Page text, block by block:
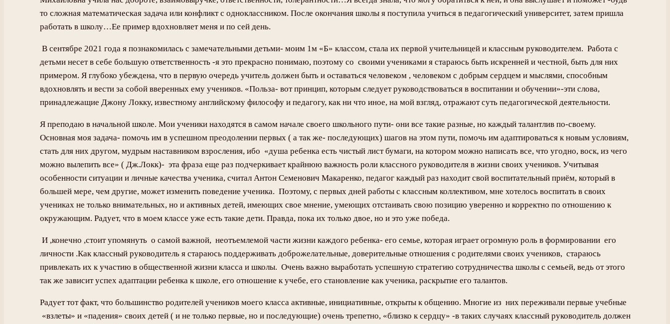
то сложная математическая задача или конфликт с одноклассником. После окончания школы я поступила учиться в педагогический университет, затем пришла
работать в школу…Ее пример вдохновляет меня и по сей день.
В сентябре 2021 года я познакомилась с замечательными детьми- моим 1м «Б» классом, стала их первой учительницей и классным руководителем. Работа с
детьми несет в себе большую ответственность -я это прекрасно понимаю, поэтому со своими учениками я стараюсь быть искренней и честной, быть для них
примером. Я глубоко убеждена, что в первую очередь учитель должен быть и оставаться человеком , человеком с добрым сердцем и мыслями, способным
вдохновлять и вести за собой вверенных ему учеников. «Польза- вот принцип, которым следует руководствоваться в воспитании и обучении»-эти слова,
принадлежащие Джону Локку, известному английскому философу и педагогу, как ни что иное, на мой взгляд, отражают суть педагогической деятельности.
Я преподаю в начальной школе. Мои ученики находятся в самом начале своего школьного пути- они все такие разные, но каждый талантлив по-своему.
Основная моя задача- помочь им в успешном преодолении первых ( а так же- последующих) шагов на этом пути, помочь им адаптироваться к новым условиям,
стать для них другом, мудрым наставником взросления, ибо «душа ребенка есть чистый лист бумаги, на котором можно написать все, что угодно, воск, из чего
можно вылепить все» ( Дж.Локк)- эта фраза еще раз подчеркивает крайнюю важность роли классного руководителя в жизни своих учеников. Учитывая
особенности ситуации и личные качества ученика, считал Антон Семенович Макаренко, педагог каждый раз находит свой воспитательный приём, который в
большей мере, чем другие, может изменить поведение ученика. Поэтому, с первых дней работы с классным коллективом, мне хотелось воспитать в своих
учениках не только внимательных, но и активных детей, имеющих свое мнение, умеющих отстаивать свою позицию уверенно и корректно по отношению к
окружающим. Радует, что в моем классе уже есть такие дети. Правда, пока их только двое, но и это уже победа.
И ,конечно ,стоит упомянуть о самой важной, неотъемлемой части жизни каждого ребенка- его семье, которая играет огромную роль в формировании его
личности .Как классный руководитель я стараюсь поддерживать доброжелательные, доверительные отношения с родителями своих учеников, стараюсь
привлекать их к участию в общественной жизни класса и школы. Очень важно выработать успешную стратегию сотрудничества школы с семьей, ведь от этого
так же зависит успех адаптации ребенка к школе, его отношение к учебе, его становление как ученика, раскрытие его талантов.
Радует тот факт, что большинство родителей учеников моего класса активные, инициативные, открыты к общению. Многие из них переживали первые учебные
«взлеты» и «падения» своих детей ( и не только первые, но и последующие) очень трепетно, «близко к сердцу» -в таких случаях классный руководитель должен